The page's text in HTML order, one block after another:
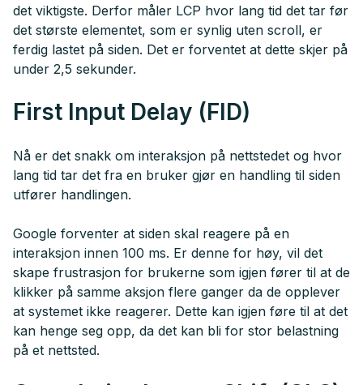
det viktigste. Derfor måler LCP hvor lang tid det tar før
det største elementet, som er synlig uten scroll, er
ferdig lastet på siden. Det er forventet at dette skjer på
under 2,5 sekunder.
First Input Delay (FID)
Nå er det snakk om interaksjon på nettstedet og hvor
lang tid tar det fra en bruker gjør en handling til siden
utfører handlingen.
Google forventer at siden skal reagere på en
interaksjon innen 100 ms. Er denne for høy, vil det
skape frustrasjon for brukerne som igjen fører til at de
klikker på samme aksjon flere ganger da de opplever
at systemet ikke reagerer. Dette kan igjen føre til at det
kan henge seg opp, da det kan bli for stor belastning
på et nettsted.